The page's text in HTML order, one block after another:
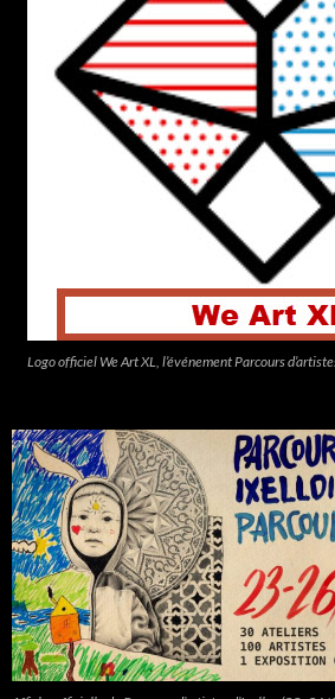
Logo officiel We Art XL, l’événement Parcours